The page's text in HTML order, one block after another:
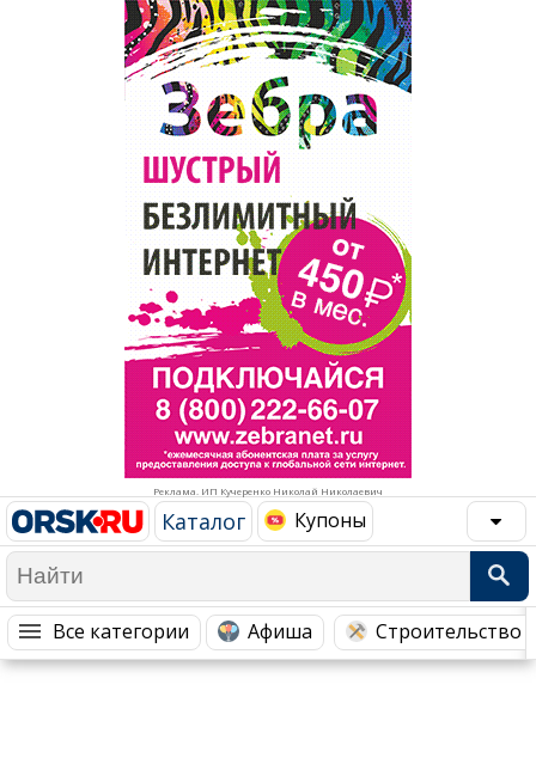
Реклама. ИП Кучеренко Николай Николаевич
Каталог Купоны
Все категории Афиша Строительство
Рестораны, кафе, бары
Развлечения и отдых
Спорт Фитнес
Недвижимость
Красота Косметология
Медицина Здоровье
Гостиницы
Торговля
Бизнес и финансы
Юристы, Экспертиза, Страхование
Ремонт
Социальные организации
Это интересно
Администрация
Промышленность
Городское хозяйство
Популярное →